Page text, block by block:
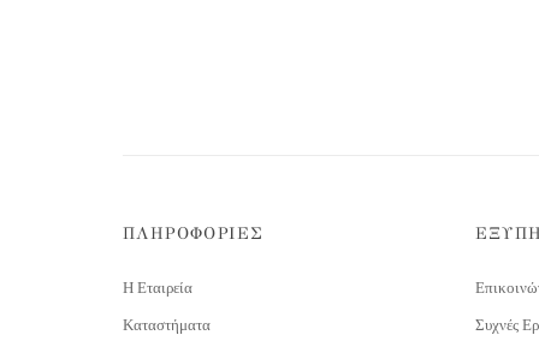
ΠΛΗΡΟΦΟΡΙΕΣ
Η Εταιρεία
Καταστήματα
Συχνές